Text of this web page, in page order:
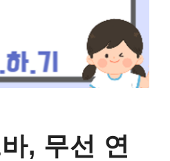
, 무선 연